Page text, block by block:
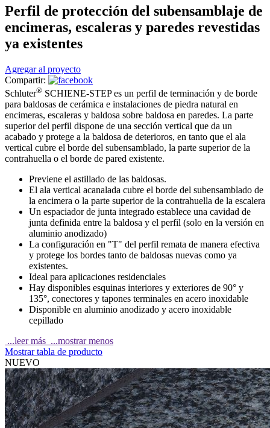
Perfil de protección del subensamblaje de
encimeras, escaleras y paredes revestidas
ya existentes
Agregar al proyecto
Compartir:
Schluter® SCHIENE-STEP es un perfil de terminación y de borde
para baldosas de cerámica e instalaciones de piedra natural en
encimeras, escaleras y baldosa sobre baldosa en paredes. La parte
superior del perfil dispone de una sección vertical que da un
acabado y protege a la baldosa de deterioros, en tanto que el ala
vertical cubre el borde del subensamblado, la parte superior de la
contrahuella o el borde de pared existente.
Previene el astillado de las baldosas.
El ala vertical acanalada cubre el borde del subensamblado de
la encimera o la parte superior de la contrahuella de la escalera
Un espaciador de junta integrado establece una cavidad de
junta definida entre la baldosa y el perfil (solo en la versión en
aluminio anodizado)
La configuración en "T" del perfil remata de manera efectiva
y protege los bordes tanto de baldosas nuevas como ya
existentes.
Ideal para aplicaciones residenciales
Hay disponibles esquinas interiores y exteriores de 90° y
135°, conectores y tapones terminales en acero inoxidable
Disponible en aluminio anodizado y acero inoxidable
cepillado
...leer más ...mostrar menos
Mostrar tabla de producto
NUEVO